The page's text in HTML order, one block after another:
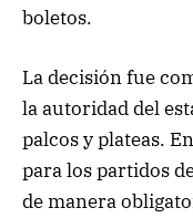
boletos.
La decisión fue
la autoridad del
palcos y plateas.
para los partidos
de manera